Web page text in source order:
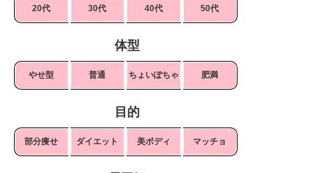
20代 30代 40代 50代
体型
やせ型 普通 ちょいぽちゃ 肥満
目的
部分痩せ ダイエット 美ボディ マッチョ